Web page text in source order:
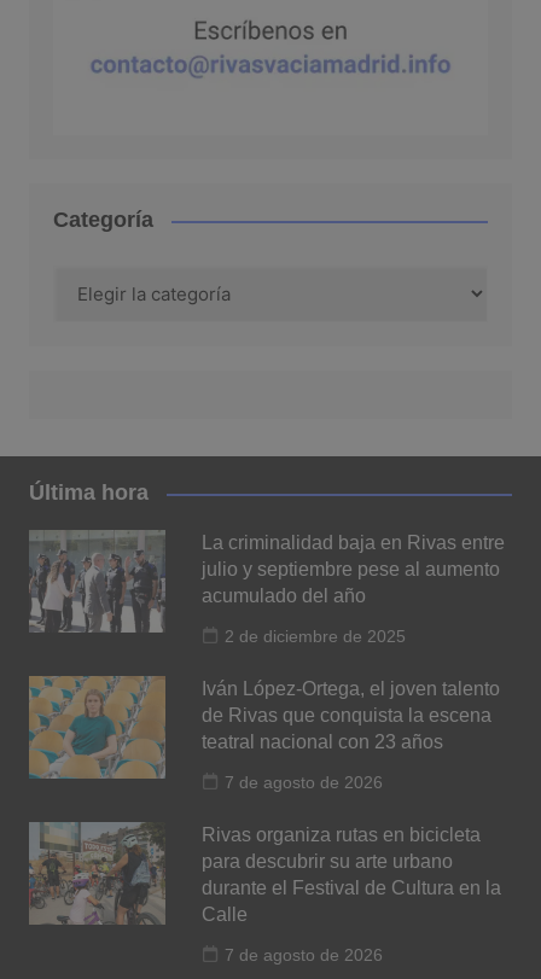
Categoría
Última hora
La criminalidad baja en Rivas entre
julio y septiembre pese al aumento
acumulado del año
2 de diciembre de 2025
Iván López-Ortega, el joven talento
de Rivas que conquista la escena
teatral nacional con 23 años
7 de agosto de 2026
Rivas organiza rutas en bicicleta
para descubrir su arte urbano
durante el Festival de Cultura en la
Calle
7 de agosto de 2026